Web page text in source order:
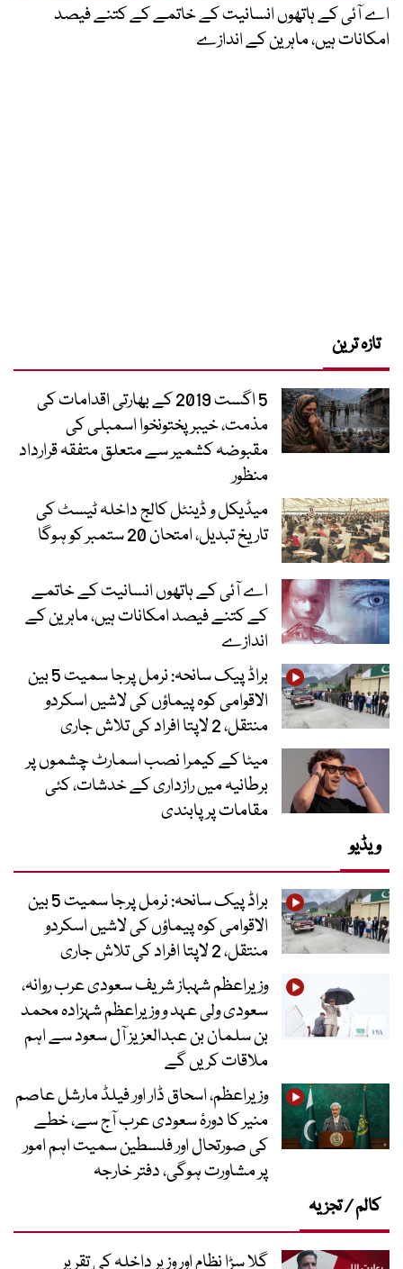
اے آئی کے ہاتھوں انسانیت کے خاتمے کے کتنے فیصد
امکانات ہیں، ماہرین کے اندازے
تازہ ترین
5 اگست 2019 کے بھارتی اقدامات کی
مذمت، خیبرپختونخوا اسمبلی کی
مقبوضہ کشمیر سے متعلق متفقہ قرارداد
منظور
میڈیکل و ڈینٹل کالج داخلہ ٹیسٹ کی
تاریخ تبدیل، امتحان 20 ستمبر کو ہوگا
اے آئی کے ہاتھوں انسانیت کے خاتمے
کے کتنے فیصد امکانات ہیں، ماہرین کے
اندازے
براڈ پیک سانحہ: نرمل پرجا سمیت 5 بین
الاقوامی کوہ پیماؤں کی لاشیں اسکردو
منتقل، 2 لاپتا افراد کی تلاش جاری
میٹا کے کیمرا نصب اسمارٹ چشموں پر
برطانیہ میں رازداری کے خدشات، کئی
مقامات پر پابندی
ویڈیو
براڈ پیک سانحہ: نرمل پرجا سمیت 5 بین
الاقوامی کوہ پیماؤں کی لاشیں اسکردو
منتقل، 2 لاپتا افراد کی تلاش جاری
وزیراعظم شہباز شریف سعودی عرب روانہ،
سعودی ولی عہد و وزیراعظم شہزادہ محمد
بن سلمان بن عبدالعزیز آل سعود سے اہم
ملاقات کریں گے
وزیراعظم، اسحاق ڈار اور فیلڈ مارشل عاصم
منیر کا دورۂ سعودی عرب آج سے، خطے
کی صورتحال اور فلسطین سمیت اہم امور
پر مشاورت ہوگی، دفتر خارجہ
کالم / تجزیہ
گلا سڑا نظام اور وزیر داخلہ کی تقریر